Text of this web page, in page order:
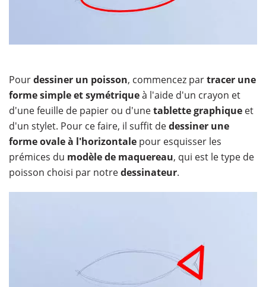
Pourdessiner un poisson, commencez partracer une
forme simple et symétriqueà l'aide d'un crayon et
d'une feuille de papier ou d'unetablette graphique et
d'un stylet. Pour ce faire, il suffit dedessiner une
forme ovale à l'horizontale pour esquisser les
prémices du modèle de maquereau, qui est le type de
poisson choisi par notredessinateur.​